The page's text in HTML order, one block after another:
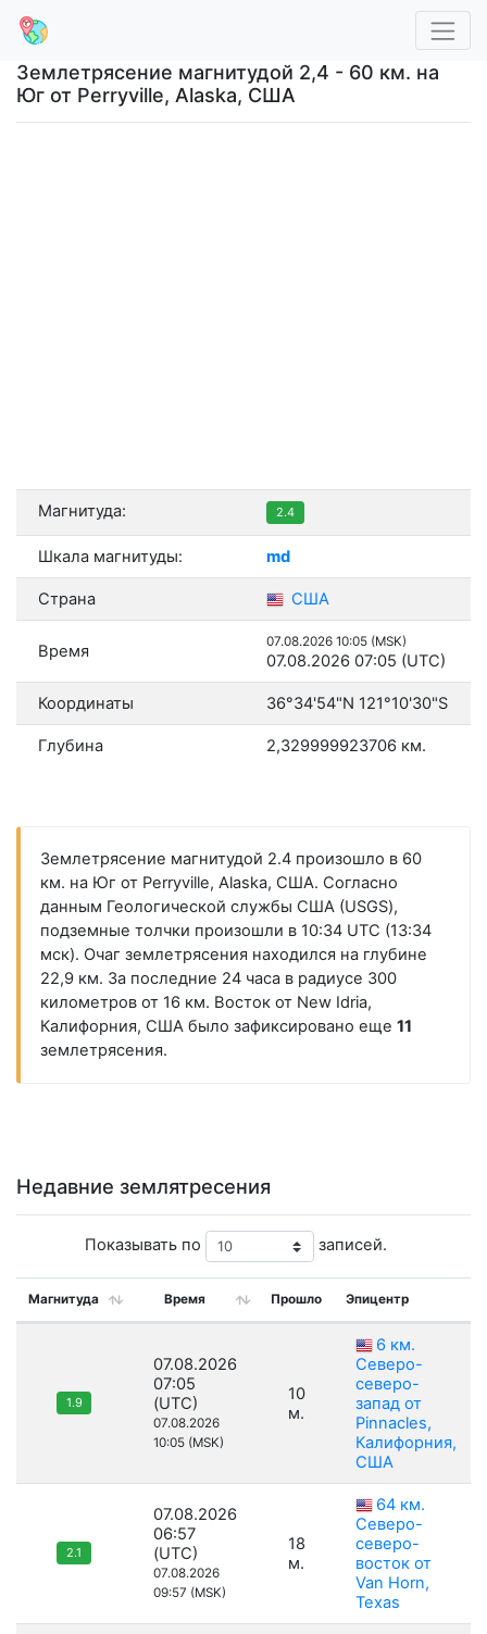
Землетрясение магнитудой 2,4 - 60 км. на
Юг от Perryville, Alaska, США
Магнитуда: 2.4
Шкала магнитуды: md
Страна США
Время 07.08.2026 10:05 (MSK)
07.08.2026 07:05 (UTC)
Координаты 36°34'54"N 121°10'30"S
Глубина 2,329999923706 км.
Землетрясение магнитудой 2.4 произошло в 60
км. на Юг от Perryville, Alaska, США. Согласно
данным Геологической службы США (USGS),
подземные толчки произошли в 10:34 UTC (13:34
мск). Очаг землетрясения находился на глубине
22,9 км. За последние 24 часа в радиусе 300
километров от 16 км. Восток от New Idria,
Калифорния, США было зафиксировано еще 11
землетрясения.
Недавние землятресения
Показывать по записей.
Магнитуда Время Прошло Эпицентр
1.9
07.08.2026
07:05
(UTC)
07.08.2026
10:05 (MSK)
10
м.
6 км.
Северо-
северо-
запад от
Pinnacles,
Калифорния,
США
2.1
07.08.2026
06:57
(UTC)
07.08.2026
09:57 (MSK)
18
м.
64 км.
Северо-
северо-
восток от
Van Horn,
Texas